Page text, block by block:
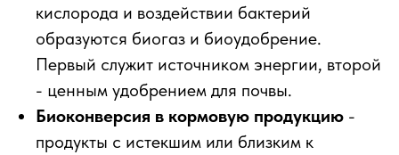
кислорода и воздействии бактерий
образуются биогаз и биоудобрение.
Первый служит источником энергии, второй
- ценным удобрением для почвы.
Биоконверсия в кормовую продукцию -
продукты с истекшим или близким к